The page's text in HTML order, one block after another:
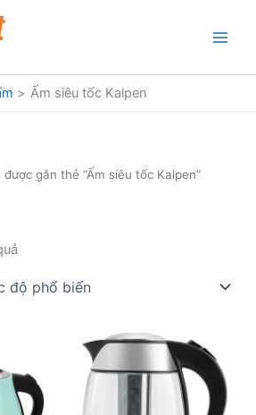
Ấm siêu tốc Kalpen
gắn thẻ “Ấm siêu tốc Kalpen”
theo
mức